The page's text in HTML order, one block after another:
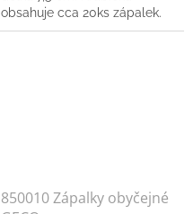
obsahuje cca 20ks zápalek.
850010 Zápalky obyčejné